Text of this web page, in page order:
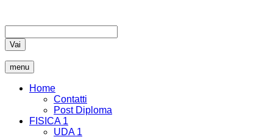
Vai
menu
Home
Contatti
Post Diploma
FISICA 1
UDA 1